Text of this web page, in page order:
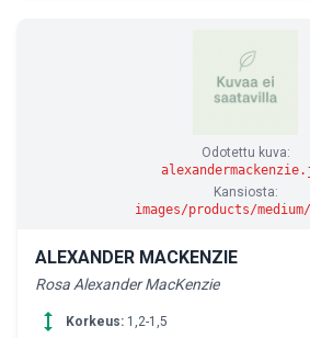
Odotettu kuva:
Kansiosta:
images/products/
ALEXANDER MACKENZIE
Rosa Alexander MacKenzie
height Korkeus: 1,2-1,5